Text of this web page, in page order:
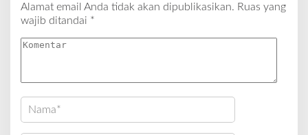
Alamat email Anda tidak akan dipublikasikan. Ruas yang
wajib ditandai *